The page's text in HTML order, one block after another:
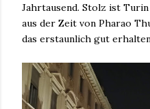
Jahrtausend. Stolz ist
aus der Zeit von Pharao
das erstaunlich gut